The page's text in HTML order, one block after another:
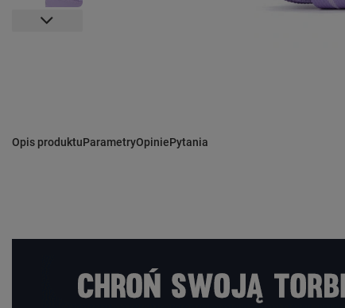
Opis produktuParametryOpiniePytania